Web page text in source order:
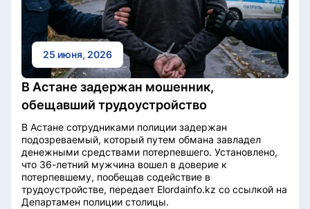
25 июня, 2026
В Астане задержан мошенник,
обещавший трудоустройство
В Астане сотрудниками полиции задержан
подозреваемый, который путем обмана завладел
денежными средствами потерпевшего. Установлено,
что 36-летний мужчина вошел в доверие к
потерпевшему, пообещав содействие в
трудоустройстве, передает Elordainfo.kz со ссылкой на
Департамен полиции столицы.